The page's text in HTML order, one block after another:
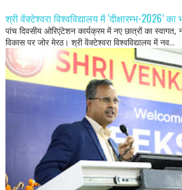
श्री वेंक्टेश्वरा विश्वविद्यालय में ‘दीक्षारम्भ-2026’
पांच दिवसीय ओरिएंटेशन कार्यक्रम में नए छात्रों का स्वागत,
विकास पर जोर मेरठ। श्री वेंक्टेश्वरा विश्वविद्यालय में नव...